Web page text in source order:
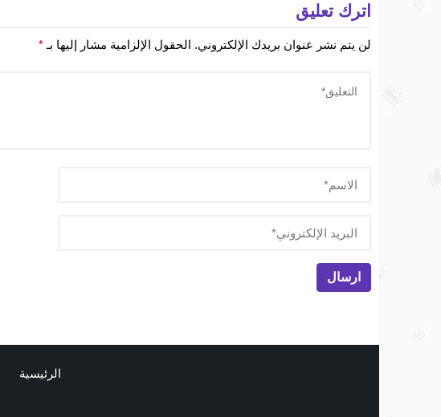
اترك تعليق
لن يتم نشر عنوان بريدك الإلكتروني. الحقول الإلزامية مشار إليها بـ *
الرئيسية